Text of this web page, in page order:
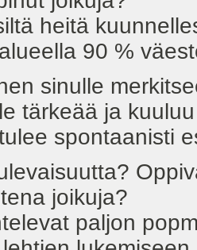
heitä
90 %
sinulle
tärkeää ja
spontaanisti
joikuja?
paljon